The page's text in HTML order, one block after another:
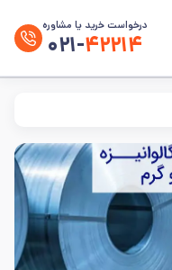
درخواست خرید یا مشاوره
۰۲۱-۴۲۲۱۴